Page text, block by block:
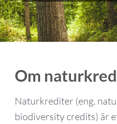
Om
Naturkrediter (eng.
biodiversity credits) är